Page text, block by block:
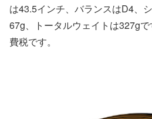
は43.5インチ、バランスはD4、
67g、トータルウェイトは327g
費税です。